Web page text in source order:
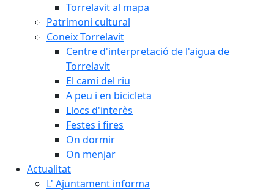
Torrelavit al mapa
Patrimoni cultural
Coneix Torrelavit
Centre d'interpretació de l'aigua de
Torrelavit
El camí del riu
A peu i en bicicleta
Llocs d'interès
Festes i fires
On dormir
On menjar
Actualitat
L' Ajuntament informa